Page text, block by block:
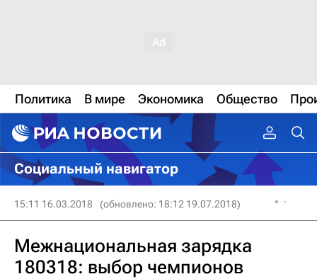
Политика В мире Экономика Общество
Социальный навигатор
15:11 16.03.2018 (обновлено: 18:12 19.07.2018)
Межнациональная зарядка
180318: выбор чемпионов